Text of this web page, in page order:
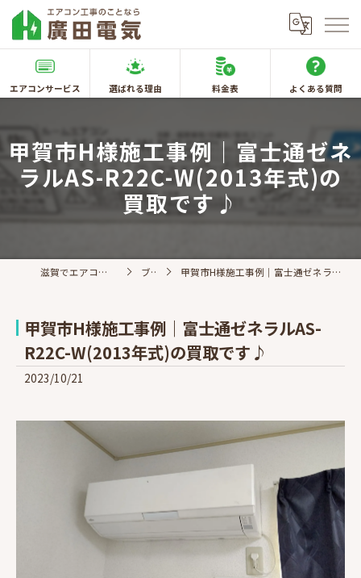
エアコンサービス 選ばれる理由 料金表 よくある質問
甲賀市H様施工事例｜富士通ゼネ
ラルAS-R22C-W(2013年式)の
買取です♪
滋賀でエアコン取付なら廣田電気 ブログ 甲賀市H様施工事例｜富士通ゼネラルAS-R22C-W(2013年式)の買取です♪
甲賀市H様施工事例｜富士通ゼネラルAS-
R22C-W(2013年式)の買取です♪
2023/10/21